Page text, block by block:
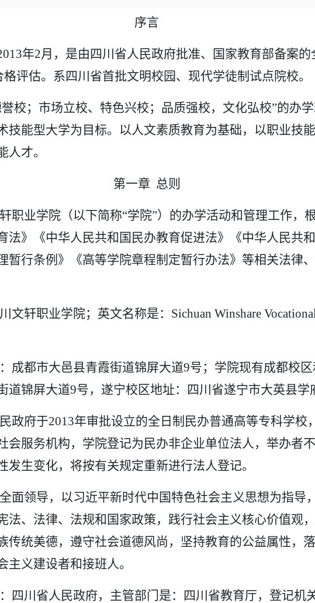
序言
年2月，是由四川省人民政府批准、国家教育部备案
评估。系四川省首批文明校园、现代学徒制试点院校。
校；市场立校、特色兴校；品质强校，文化弘校”的办
技能型大学为目标。以人文素质教育为基础，以职业技
才。
第一章 总则
职业学院（以下简称“学院”）的办学活动和管理工作，
法》《中华人民共和国民办教育促进法》《中华人民共
暂行条例》《高等学院章程制定暂行办法》等相关法律
文轩职业学院；英文名称是： Sichuan Winshare
成都市大邑县青霞街道锦屏大道9号；学院现有成都校
锦屏大道9号，遂宁校区地址：四川省遂宁市大英县学
政府于2013年审批设立的全日制民办普通高等专科学校
会服务机构，学院登记为民办非企业单位法人，举办者
生变化，将按有关规定重新进行法人登记。
面领导，以习近平新时代中国特色社会主义思想为指导
法、法律、法规和国家政策，践行社会主义核心价值观
传统美德，遵守社会道德风尚，坚持教育的公益属性，
义建设者和接班人。
四川省人民政府，主管部门是：四川省教育厅，登记机